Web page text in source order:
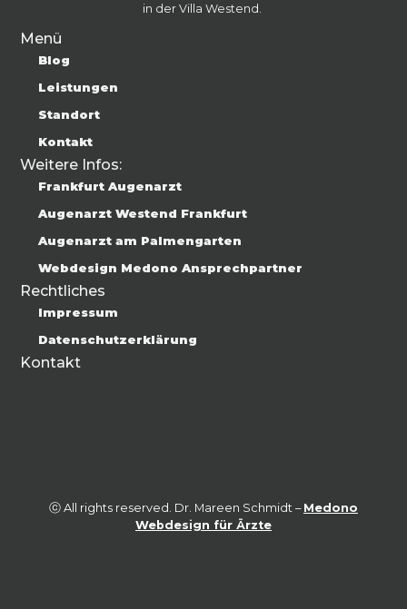
in der Villa Westend.
Menü
Blog
Leistungen
Standort
Kontakt
Weitere Infos:
Frankfurt Augenarzt
Augenarzt Westend Frankfurt
Augenarzt am Palmengarten
Webdesign Medono Ansprechpartner
Rechtliches
Impressum
Datenschutzerklärung
Kontakt
ⓒ All rights reserved. Dr. Mareen Schmidt – Medono
Webdesign für Ärzte